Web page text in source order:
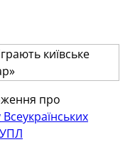
про
УПЛ